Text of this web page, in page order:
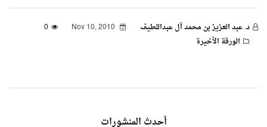
د. عبد العزيز بن محمد آل عبداللطيف
0
الورقة الأخيرة
أحدث المنشورات